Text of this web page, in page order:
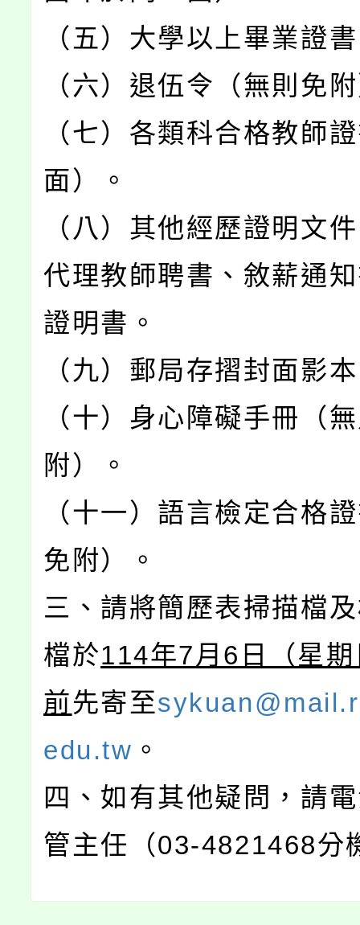
（五）大學以上畢業證
（六）退伍令（無則免
（七）各類科合格教師
面）。
（八）其他經歷證明文
代理教師聘書、敘薪通
證明書。
（九）郵局存摺封面影
（十）身心障礙手冊（
附）。
（十一）語言檢定合格
免附）。
三、請將簡歷表掃描檔
檔於114年7月6日（星
前先寄至
edu.tw 。
四、如有其他疑問，請
管主任（03-4821468分